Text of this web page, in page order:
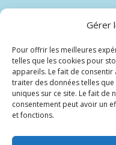
Gérer
Pour offrir les meilleures
telles que les cookies pour
appareils. Le fait de
traiter des données telles
uniques sur ce site. Le fait de
consentement peut avoir un
et fonctions.